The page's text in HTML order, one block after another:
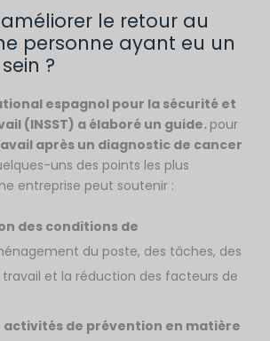
le retour au
personne ayant eu un
?
espagnol pour la sécurité et
(INSST) a élaboré un guide. pour
après un diagnostic de cancer
uns des points les plus
entreprise peut soutenir :
des conditions de
du poste, des tâches, des
travail et la réduction des facteurs de
activités de prévention en matière